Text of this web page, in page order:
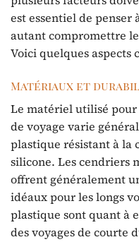
est essentiel de penser
autant compromettre
Voici quelques aspects
Matériaux et
Le matériel utilisé
de voyage varie
plastique résistant à la
silicone. Les cendriers
offrent généralement
idéaux pour les longs
plastique sont quant à
des voyages de courte